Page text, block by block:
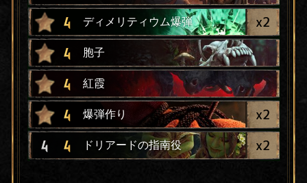
4 ディメリティウム爆弾 x2
4 胞子
4 紅霞
4 爆弾作り x2
4 4 ドリアードの指南役 x2